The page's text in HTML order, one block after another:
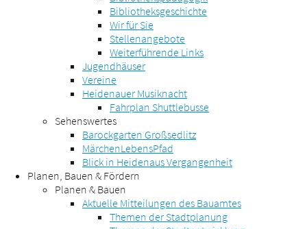
Bibliotheksgeschichte
Wir für Sie
Stellenangebote
Weiterführende Links
Jugendhäuser
Vereine
Heidenauer Musiknacht
Fahrplan Shuttlebusse
Sehenswertes
Barockgarten Großsedlitz
MärchenLebensPfad
Blick in Heidenaus Vergangenheit
Planen, Bauen & Fördern
Planen & Bauen
Aktuelle Mitteilungen des Bauamtes
Themen der Stadtplanung